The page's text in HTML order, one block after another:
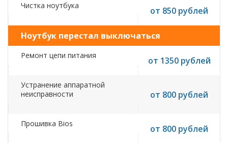
Чистка ноутбука от 850 рублей
Ноутбук перестал выключаться
Ремонт цепи питания от 1350 рублей
Устранение аппаратной
неисправности
от 800 рублей
Прошивка Bios от 800 рублей